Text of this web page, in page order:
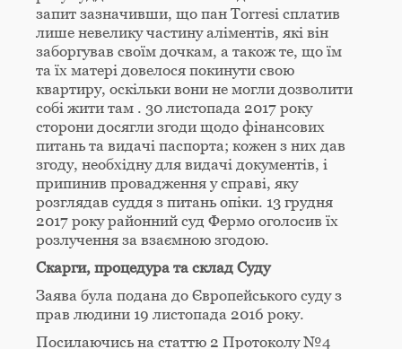
запит зазначивши, що пан Torresi сплатив
лише невелику частину аліментів, які він
заборгував своїм дочкам, а також те, що їм
та їх матері довелося покинути свою
квартиру, оскільки вони не могли дозволити
собі жити там . 30 листопада 2017 року
сторони досягли згоди щодо фінансових
питань та видачі паспорта; кожен з них дав
згоду, необхідну для видачі документів, і
припинив провадження у справі, яку
розглядав суддя з питань опіки. 13 грудня
2017 року районний суд Фермо оголосив їх
розлучення за взаємною згодою.
Скарги, процедура та склад Суду
Заява була подана до Європейського суду з
прав людини 19 листопада 2016 року.
Посилаючись на статтю 2 Протоколу №4